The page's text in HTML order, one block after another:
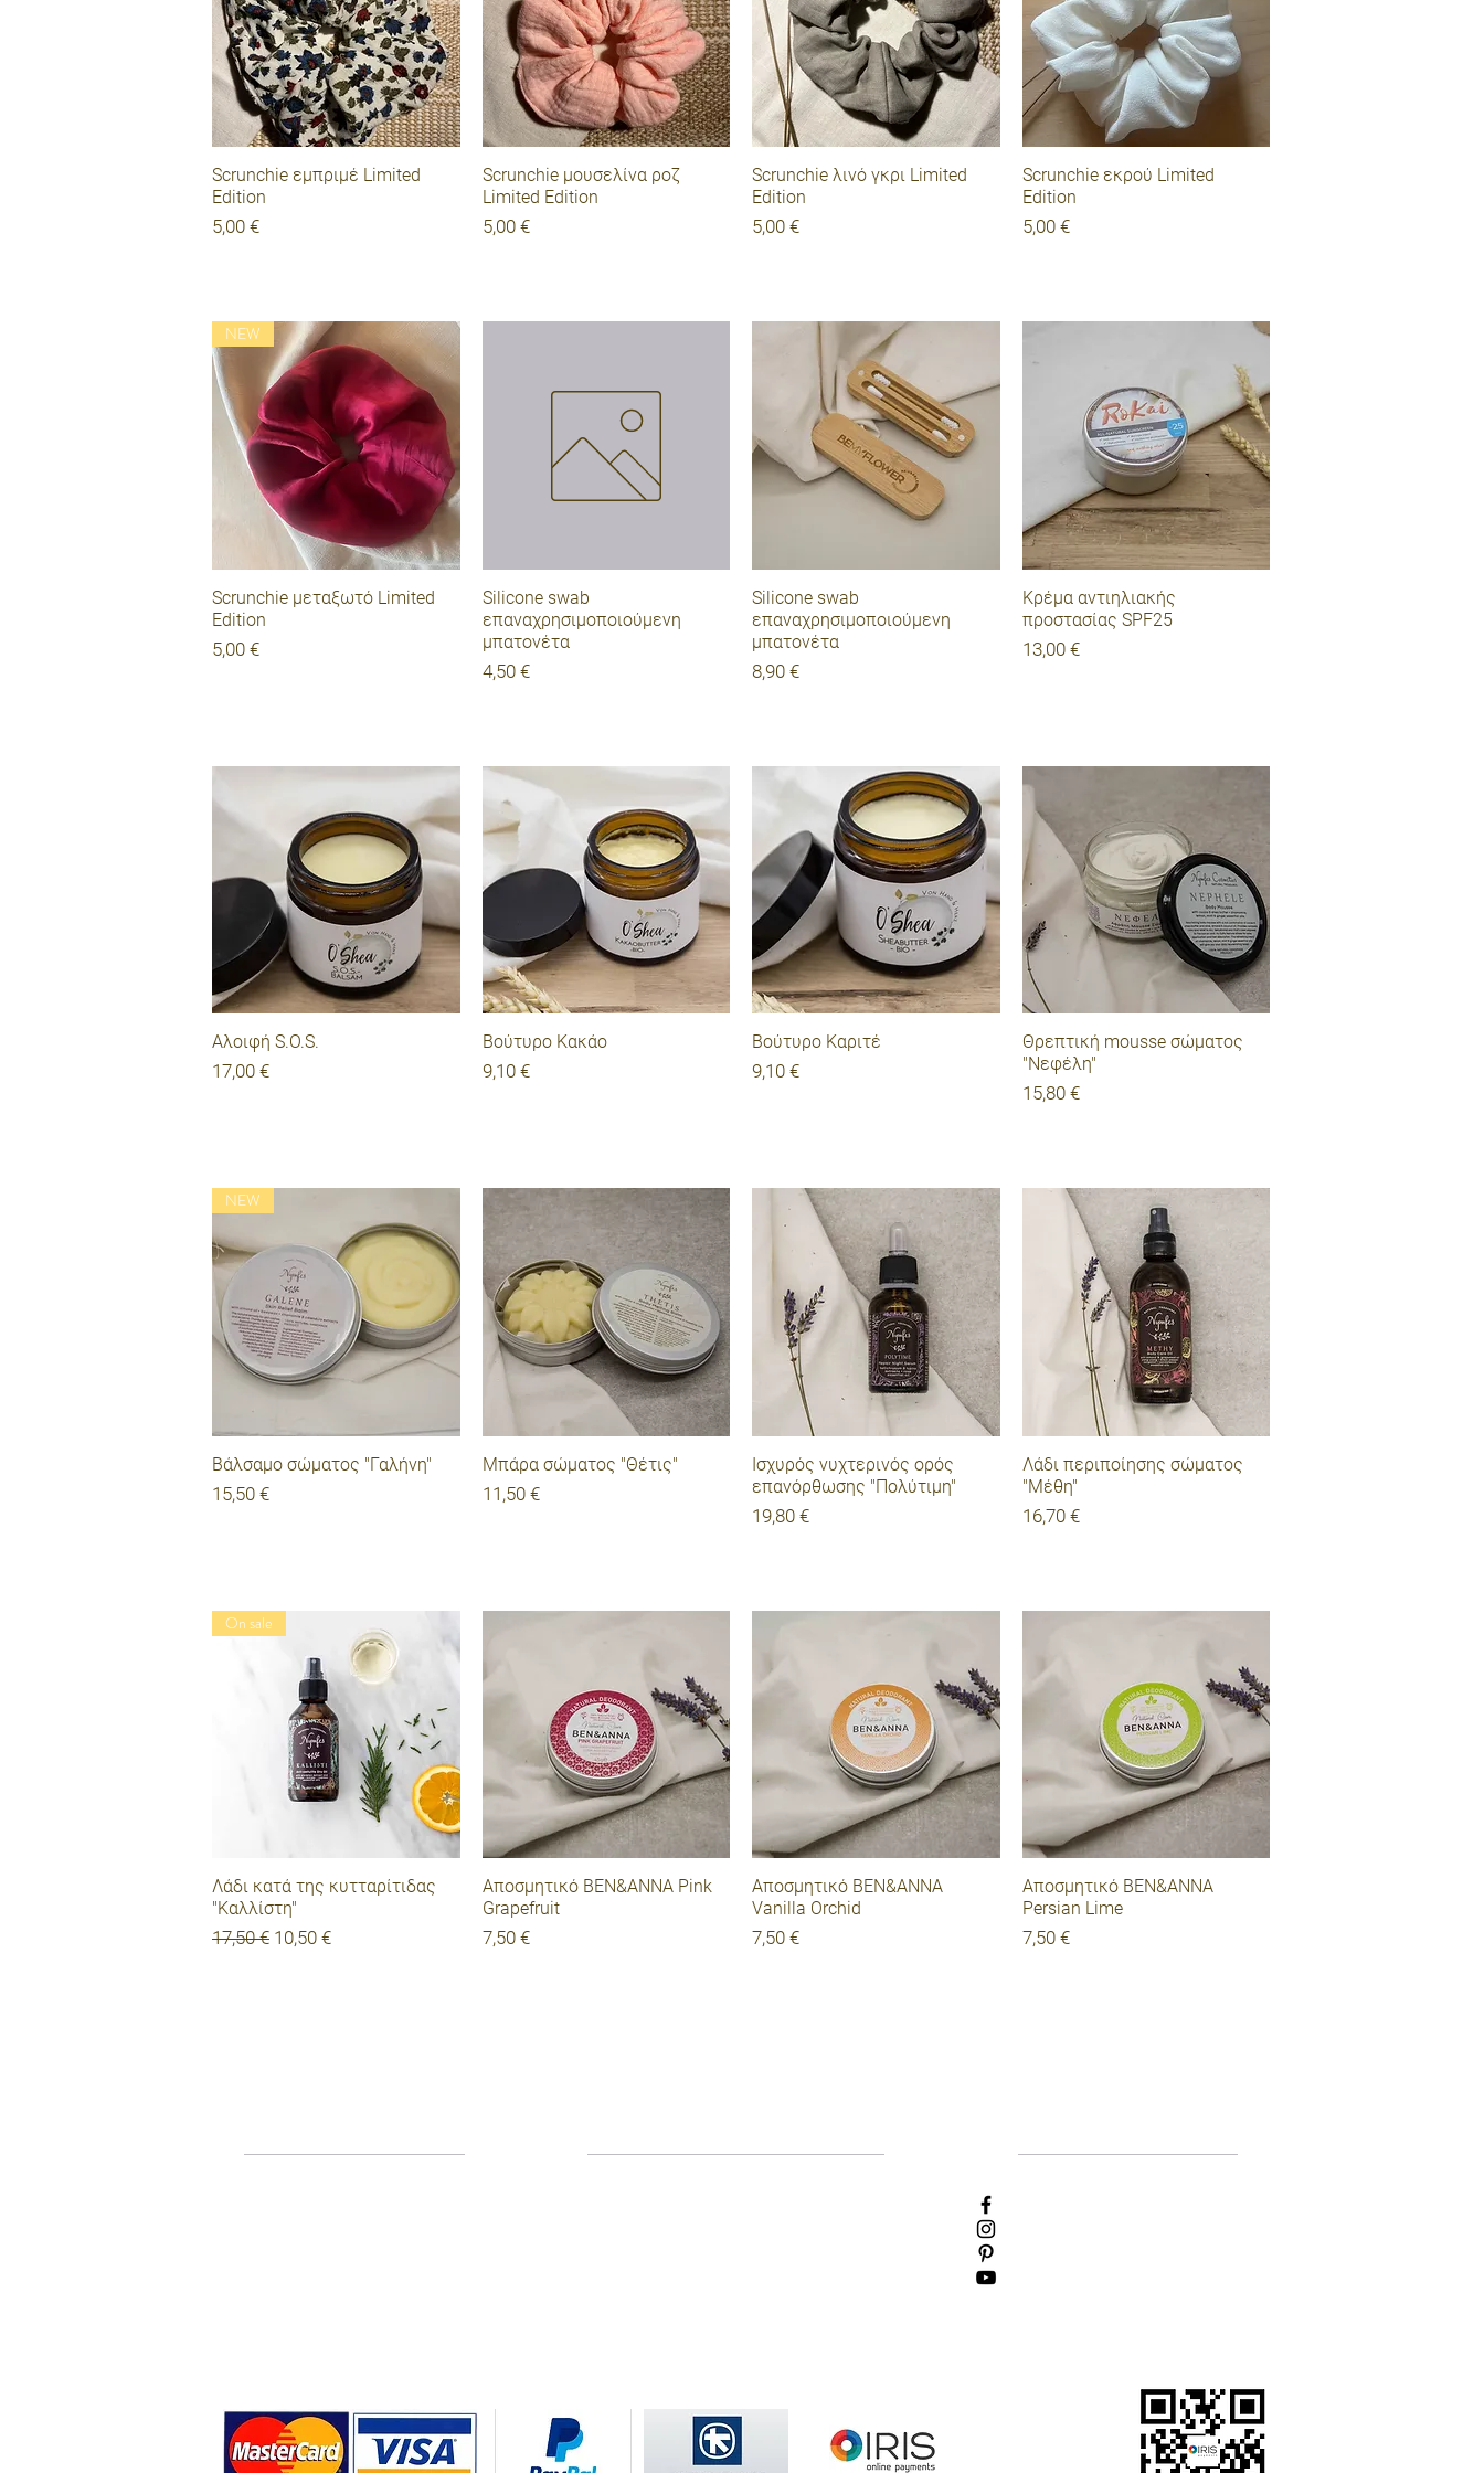
Γρήγορη προβολή
Scrunchie εμπριμέ Limited
Edition
Τιμή
5,00 €
Γρήγορη προβολή
Scrunchie μουσελίνα ροζ
Limited Edition
Τιμή
5,00 €
Γρήγορη προβολή
Scrunchie λινό γκρι Limited
Edition
Τιμή
5,00 €
Γρήγορη προβολή
Scrunchie εκρού Limited
Edition
Τιμή
5,00 €
Γρήγορη προβολή
NEW
Scrunchie μεταξωτό Limited
Edition
Τιμή
5,00 €
Γρήγορη προβολή
Silicone swab
επαναχρησιμοποιούμενη
μπατονέτα
Τιμή
4,50 €
Γρήγορη προβολή
Silicone swab
επαναχρησιμοποιούμενη
μπατονέτα
Τιμή
8,90 €
Γρήγορη προβολή
Κρέμα αντιηλιακής
προστασίας SPF25
Τιμή
13,00 €
Γρήγορη προβολή
Αλοιφή S.O.S.
Τιμή
17,00 €
Γρήγορη προβολή
Βούτυρο Κακάο
Τιμή
9,10 €
Γρήγορη προβολή
Βούτυρο Καριτέ
Τιμή
9,10 €
Γρήγορη προβολή
Θρεπτική mousse σώματος
"Νεφέλη"
Τιμή
15,80 €
Γρήγορη προβολή
NEW
Βάλσαμο σώματος "Γαλήνη"
Τιμή
15,50 €
Γρήγορη προβολή
Μπάρα σώματος "Θέτις"
Τιμή
11,50 €
Γρήγορη προβολή
Ισχυρός νυχτερινός ορός
επανόρθωσης "Πολύτιμη"
Τιμή
19,80 €
Γρήγορη προβολή
Λάδι περιποίησης σώματος
"Μέθη"
Τιμή
16,70 €
Γρήγορη προβολή
On sale
Λάδι κατά της κυτταρίτιδας
"Καλλίστη"
Κανονική τιμή
17,50 € Τιμή Έκπτωσης
10,50 €
Γρήγορη προβολή
Αποσμητικό BEN&ANNA Pink
Grapefruit
Τιμή
7,50 €
Γρήγορη προβολή
Αποσμητικό BEN&ANNA
Vanilla Orchid
Τιμή
7,50 €
Γρήγορη προβολή
Αποσμητικό BEN&ANNA
Persian Lime
Τιμή
7,50 €